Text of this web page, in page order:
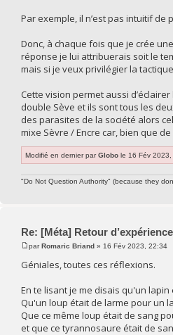
Par exemple, il n’est pas intuitif de
Donc, à chaque fois que je crée
réponse je lui attribuerais soit le
mais si je veux privilégier la
Cette vision permet aussi
double Sève et ils sont tous les
des parasites de la société alors
mixe Sèvre / Encre car, bien que
Modifié en dernier parGlobo le 16 Fév 2023,
"Do Not Question Authority" (because they
Re: [Méta] Retour
parRomaric Briand » 16 Fév 2023, 22:34
Géniales, toutes ces réflexions.
En te lisant je me disais qu'un
Qu'un loup était de larme pour un
Que ce même loup était de sang
et que ce tyrannosaure était de